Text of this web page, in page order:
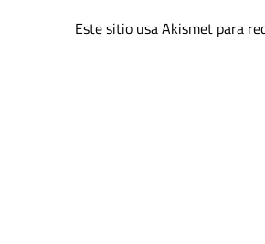
Este sitio usa Akismet para